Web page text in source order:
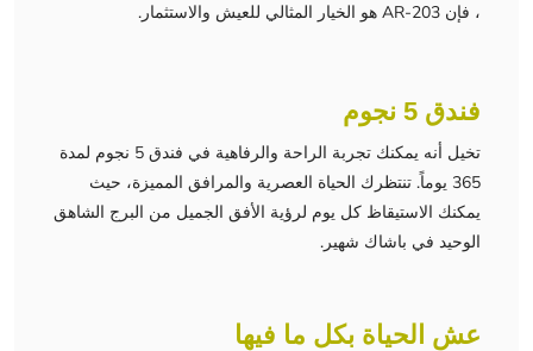
، فإن AR-203 هو الخيار المثالي للعيش والاستثمار.
فندق 5 نجوم
تخيل أنه يمكنك تجربة الراحة والرفاهية في فندق 5 نجوم لمدة
365 يوماً. تنتظرك الحياة العصرية والمرافق المميزة، حيث
يمكنك الاستيقاظ كل يوم لرؤية الأفق الجميل من البرج الشاهق
الوحيد في باشاك شهير.
عش الحياة بكل ما فيها